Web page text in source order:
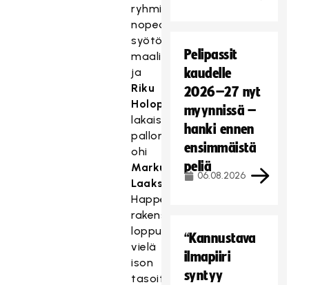
ryhmityksen
nopealla
syötöllä
maalille
ja
Riku
Holopainen
lakaisi
pallon
ohi
Markus
Laakson
Happee
rakensi
loppuun
vielä
ison
tasoituspaikan,
Pelipassit
kaudelle
2026–27 nyt
myynnissä –
hanki ennen
ensimmäistä
peliä
06.08.2026
“Kannustava
ilmapiiri
syntyy